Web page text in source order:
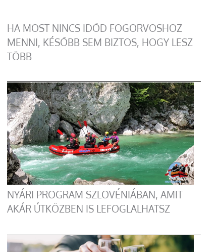
HA MOST NINCS IDŐD FOGORVOSHOZ
MENNI, KÉSŐBB SEM BIZTOS, HOGY LESZ
TÖBB
NYÁRI PROGRAM SZLOVÉNIÁBAN, AMIT
AKÁR ÚTKÖZBEN IS LEFOGLALHATSZ